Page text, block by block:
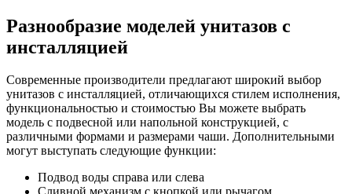
Разнообразие моделей унитазов с
инсталляцией
Современные производители предлагают широкий выбор
унитазов с инсталляцией, отличающихся стилем исполнения,
функциональностью и стоимостью Вы можете выбрать
модель с подвесной или напольной конструкцией, с
различными формами и размерами чаши. Дополнительными
могут выступать следующие функции:
Подвод воды справа или слева